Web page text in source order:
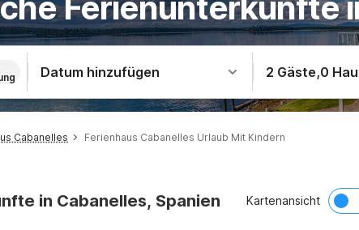
Datum hinzufügen 2 Gäste,0
Cabanelles Ferienhaus Cabanelles Urlaub Mit Kindern
in Cabanelles, Spanien Kartenansicht